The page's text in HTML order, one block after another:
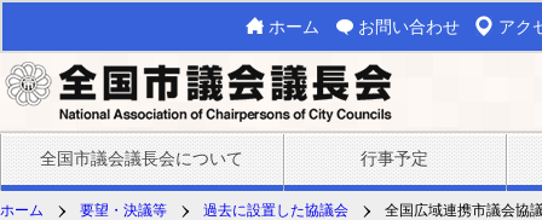
ホーム お問い合わせ アク
全国市議会議長会について 行事予定
ホーム 要望・決議等 過去に設置した協議会 全国広域連携市議会協